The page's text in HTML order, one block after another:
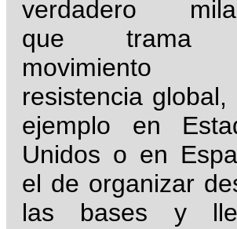
verdadero
que trama
movimiento
resistencia global,
ejemplo en
Unidos o en
el de organizar
las bases y